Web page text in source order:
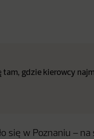
tam, gdzie kierowcy
się w Poznaniu – na